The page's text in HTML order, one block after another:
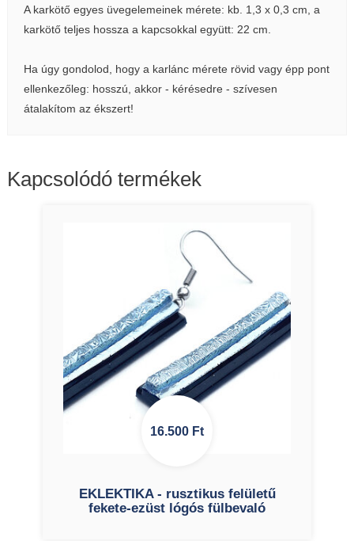
A karkötő egyes üvegelemeinek mérete: kb. 1,3 x 0,3 cm, a
karkötő teljes hossza a kapcsokkal együtt: 22 cm.
Ha úgy gondolod, hogy a karlánc mérete rövid vagy épp pont
ellenkezőleg: hosszú, akkor - kérésedre - szívesen
átalakítom az ékszert!
Kapcsolódó termékek
16.500 Ft
EKLEKTIKA - rusztikus felületű
fekete-ezüst lógós fülbevaló